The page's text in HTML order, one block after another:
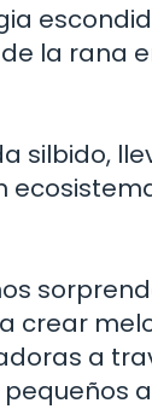
la rana
silbido,
crear
a